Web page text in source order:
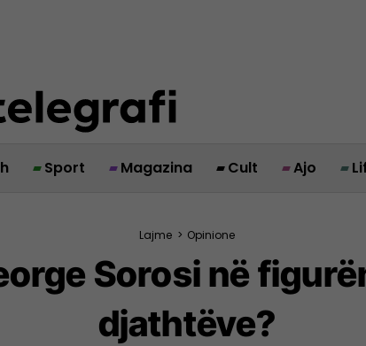
Sport Magazina Cult Ajo
Lajme > Opinione
Sorosi në
djathtëve?